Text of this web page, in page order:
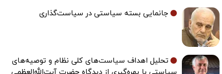
جانمایی بسته سیاستی در سیاست‌گذاری
تحلیل اهداف سیاست‌های کلی نظام و توصیه‌های